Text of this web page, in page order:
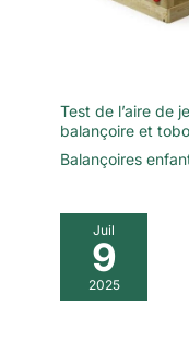
Test de l’aire de
balançoire et
Balançoires
Juil
9
2025